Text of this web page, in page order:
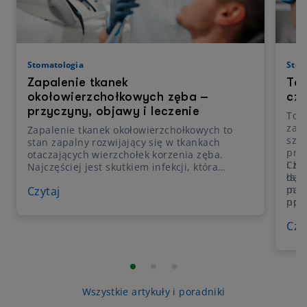
Stomatologia
Zapalenie tkanek
okołowierzchołkowych zęba –
przyczyny, objawy i leczenie
Zapalenie tkanek okołowierzchołkowych to
stan zapalny rozwijający się w tkankach
otaczających wierzchołek korzenia zęba.
Najczęściej jest skutkiem infekcji, która
przechodzi poza jego korzeń. Problem może
obrzęk dziąsła albo zmiana koloru zęba.
Czytaj
i
np.
Wszystkie artykuły i poradniki